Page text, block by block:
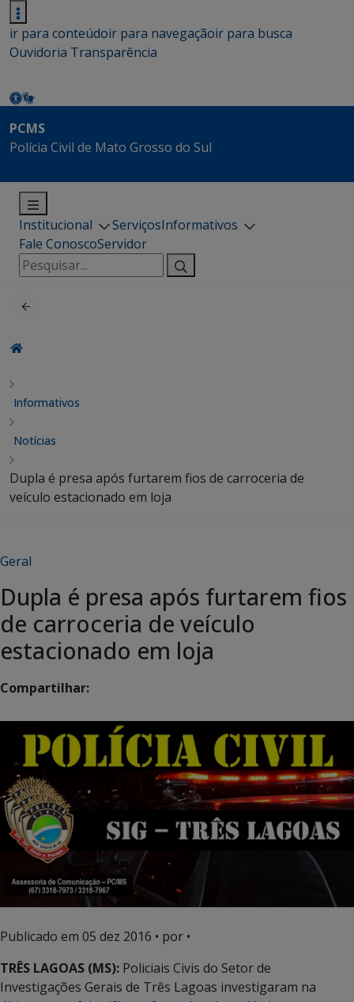
ir para conteúdoir para navegaçãoir para busca
Ouvidoria Transparência
PCMS
Polícia Civil de Mato Grosso do Sul
Institucional ServiçosInformativos
Fale ConoscoServidor
Pesquisar
por:
Informativos
Notícias
Dupla é presa após furtarem fios de carroceria de
veículo estacionado em loja
Geral
Dupla é presa após furtarem fios
de carroceria de veículo
estacionado em loja
Compartilhar:
Publicado em 05 dez 2016 • por •
TRÊS LAGOAS (MS): Policiais Civis do Setor de
Investigações Gerais de Três Lagoas investigaram na